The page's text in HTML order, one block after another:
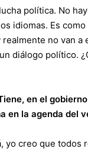
política. No
idiomas. Es
no van a
diálogo político.
en el
en la agenda del
yo creo que todos